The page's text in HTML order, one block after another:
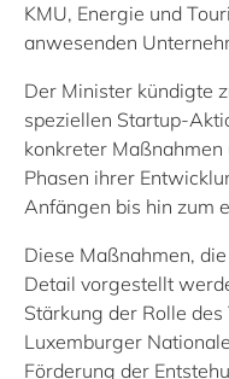
KMU, Energie und
anwesenden
Der Minister kündigte
speziellen Startup-
konkreter
Phasen ihrer
Anfängen bis hin zum
Diese Maßnahmen,
Detail vorgestellt
Stärkung der Rolle
Luxemburger
Förderung der